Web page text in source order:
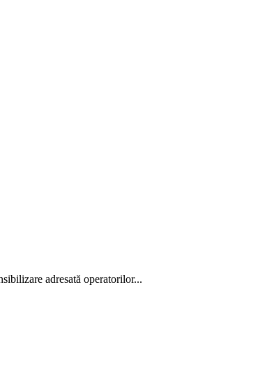
adresată operatorilor...